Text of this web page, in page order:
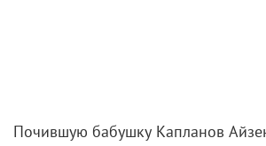
Почившую бабушку Капланов